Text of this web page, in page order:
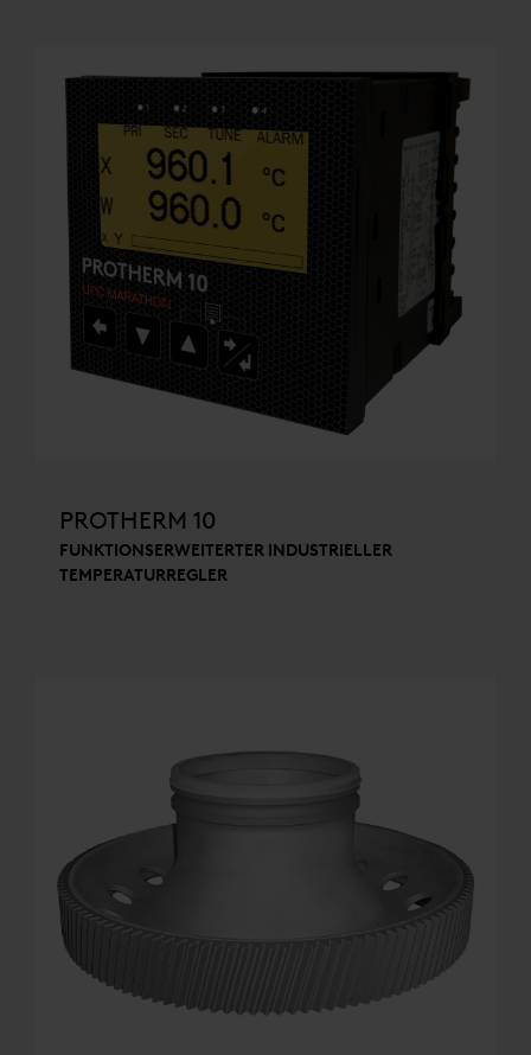
PROTHERM 10
FUNKTIONSERWEITERTER INDUSTRIELLER
TEMPERATURREGLER